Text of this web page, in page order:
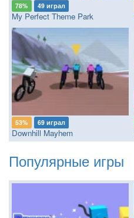
78% 49 играл
My Perfect Theme Park
53% 69 играл
Downhill Mayhem
Популярные игры